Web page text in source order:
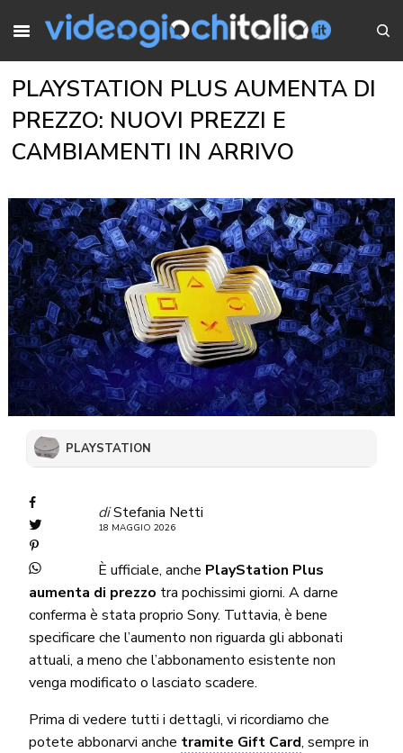
PLAYSTATION PLUS AUMENTA DI
PREZZO: NUOVI PREZZI E
CAMBIAMENTI IN ARRIVO
PLAYSTATION
diStefania Netti
18 MAGGIO 2026
È ufficiale, anche PlayStation Plus
aumenta di prezzo tra pochissimi giorni. A darne
conferma è stata proprio Sony. Tuttavia, è bene
specificare che l’aumento non riguarda gli abbonati
attuali, a meno che l’abbonamento esistente non
venga modificato o lasciato scadere.
Prima di vedere tutti i dettagli, vi ricordiamo che
potete abbonarvi anche tramite Gift Card, sempre in